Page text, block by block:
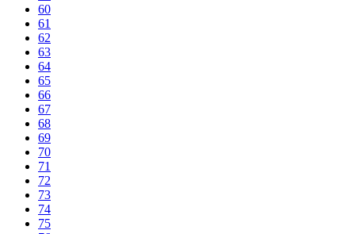
60
61
62
63
64
65
66
67
68
69
70
71
72
73
74
75